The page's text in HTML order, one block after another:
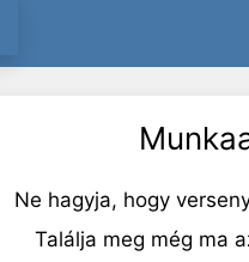
Ne hagyja, hogy
Találja meg még ma